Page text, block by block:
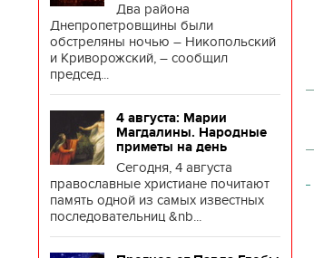
Два района
Днепропетровщины были
обстреляны ночью – Никопольский
и Криворожский, – сообщил
председ...
4 августа: Марии
Магдалины. Народные
приметы на день
Сегодня, 4 августа
православные христиане почитают
память одной из самых известных
последовательниц &nb...